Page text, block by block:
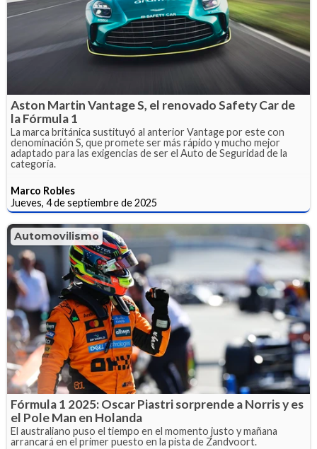
Aston Martin Vantage S, el renovado Safety Car de
la Fórmula 1
La marca británica sustituyó al anterior Vantage por este con
denominación S, que promete ser más rápido y mucho mejor
adaptado para las exigencias de ser el Auto de Seguridad de la
categoría.
Marco Robles
Jueves, 4 de septiembre de 2025
Automovilismo
Fórmula 1 2025: Oscar Piastri sorprende a Norris y es
el Pole Man en Holanda
El australiano puso el tiempo en el momento justo y mañana
arrancará en el primer puesto en la pista de Zandvoort.